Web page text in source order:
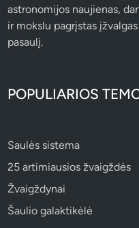
astronomijos naujienas,
ir mokslu pagrįstas
pasaulį.
POPULIARIOS
Saulės sistema
25 artimiausios žvaigždės
Žvaigždynai
Šaulio galaktikėlė